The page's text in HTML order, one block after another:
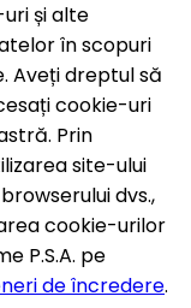
și alte
în scopuri
Aveți dreptul să
cookie-uri
Prin
site-ului
dvs.,
cookie-urilor
P.S.A. pe
de încredere.